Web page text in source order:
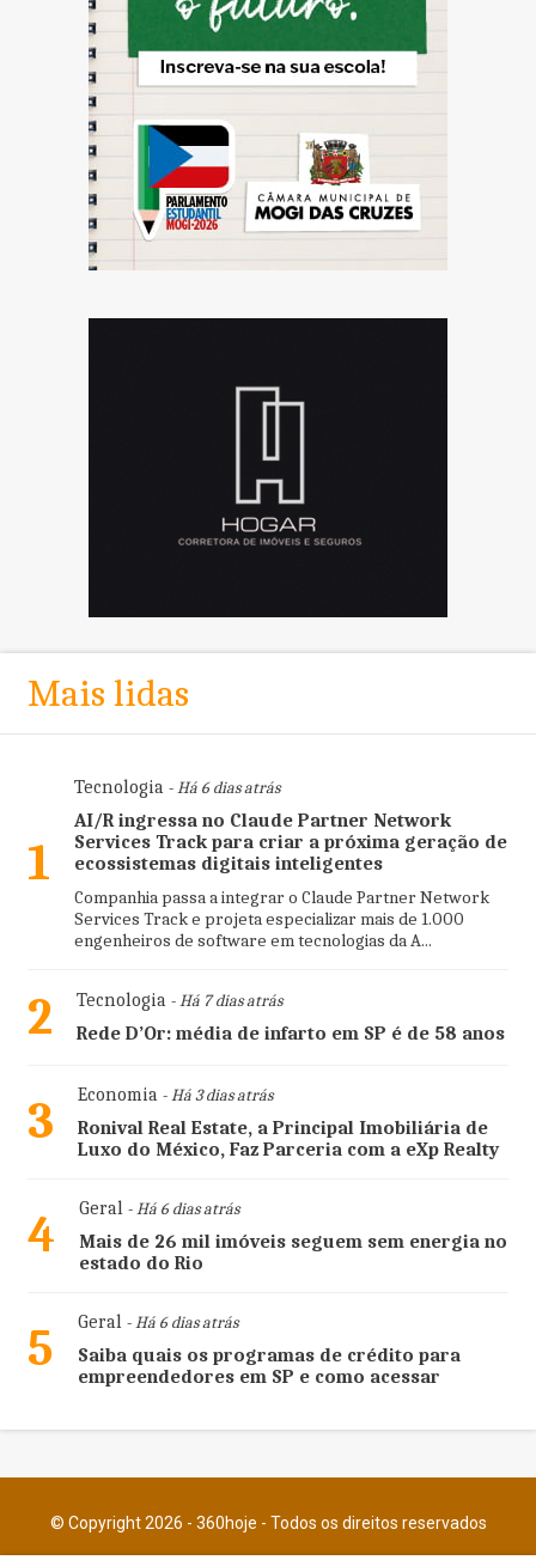
Mais lidas
1
Tecnologia- Há 6 dias atrás
AI/R ingressa no Claude Partner Network
Services Track para criar a próxima geração de
ecossistemas digitais inteligentes
Companhia passa a integrar o Claude Partner Network
Services Track e projeta especializar mais de 1.000
engenheiros de software em tecnologias da A...
2 Tecnologia- Há 7 dias atrás
Rede D’Or: média de infarto em SP é de 58 anos
3 Economia- Há 3 dias atrás
Ronival Real Estate, a Principal Imobiliária de
Luxo do México, Faz Parceria com a eXp Realty
4 Geral- Há 6 dias atrás
Mais de 26 mil imóveis seguem sem energia no
estado do Rio
5 Geral- Há 6 dias atrás
Saiba quais os programas de crédito para
empreendedores em SP e como acessar
© Copyright 2026 - 360hoje - Todos os direitos reservados